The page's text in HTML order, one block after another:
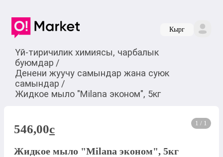
Кырг
Үй-тиричилик химиясы, чарбалык
буюмдар /
Денени жуучу самындар жана суюк
самындар /
Жидкое мыло "Milana эконом", 5кг
1 / 1
546,00c
Жидкое мыло "Milana эконом", 5кг